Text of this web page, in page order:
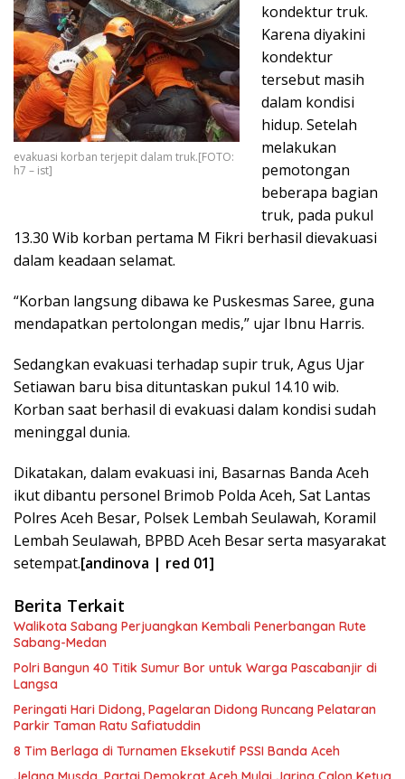
evakuasi korban terjepit dalam truk.[FOTO:
h7 – ist]
kondektur truk.
Karena diyakini
kondektur
tersebut masih
dalam kondisi
hidup. Setelah
melakukan
pemotongan
beberapa bagian
truk, pada pukul
13.30 Wib korban pertama M Fikri berhasil dievakuasi
dalam keadaan selamat.
“Korban langsung dibawa ke Puskesmas Saree, guna
mendapatkan pertolongan medis,” ujar Ibnu Harris.
Sedangkan evakuasi terhadap supir truk, Agus Ujar
Setiawan baru bisa dituntaskan pukul 14.10 wib.
Korban saat berhasil di evakuasi dalam kondisi sudah
meninggal dunia.
Dikatakan, dalam evakuasi ini, Basarnas Banda Aceh
ikut dibantu personel Brimob Polda Aceh, Sat Lantas
Polres Aceh Besar, Polsek Lembah Seulawah, Koramil
Lembah Seulawah, BPBD Aceh Besar serta masyarakat
setempat.[andinova | red 01]
Berita Terkait
Walikota Sabang Perjuangkan Kembali Penerbangan Rute
Sabang-Medan
Polri Bangun 40 Titik Sumur Bor untuk Warga Pascabanjir di
Langsa
Peringati Hari Didong, Pagelaran Didong Runcang Pelataran
Parkir Taman Ratu Safiatuddin
8 Tim Berlaga di Turnamen Eksekutif PSSI Banda Aceh